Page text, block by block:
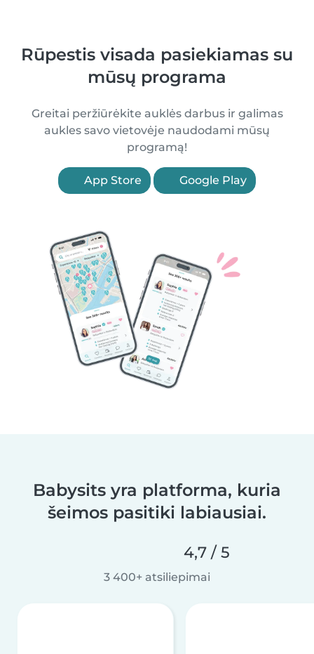
Rūpestis visada pasiekiamas su
mūsų programa
Greitai peržiūrėkite auklės darbus ir galimas
aukles savo vietovėje naudodami mūsų
programą!
App Store Google Play
Babysits yra platforma, kuria
šeimos pasitiki labiausiai.
4,7 / 5
3 400+ atsiliepimai